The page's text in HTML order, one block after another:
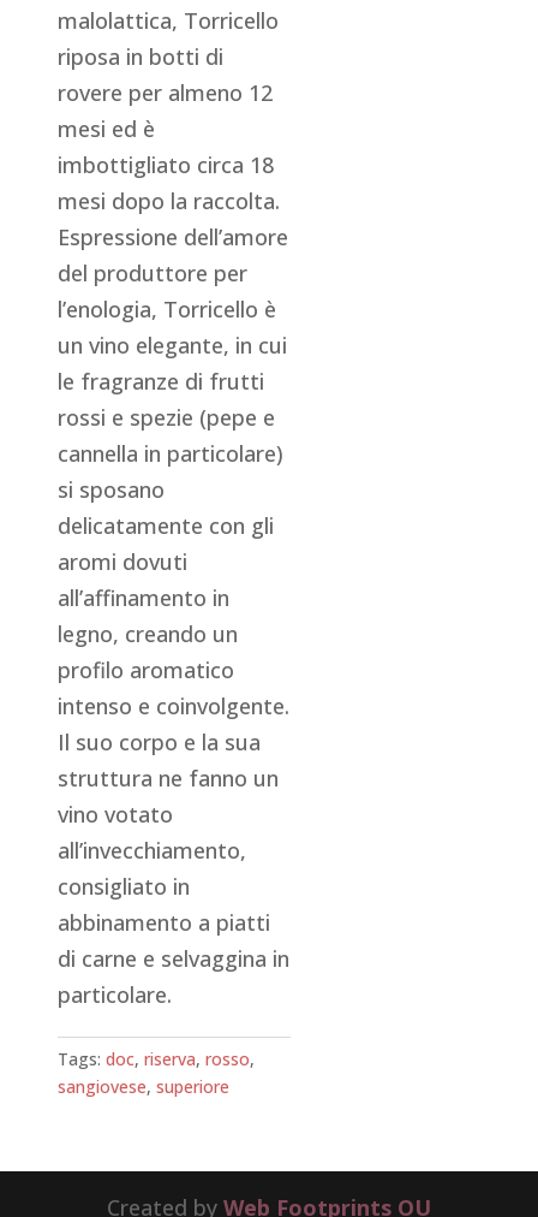
malolattica, Torricello
riposa in botti di
rovere per almeno 12
mesi ed è
imbottigliato circa 18
mesi dopo la raccolta.
Espressione dell’amore
del produttore per
l’enologia, Torricello è
un vino elegante, in cui
le fragranze di frutti
rossi e spezie (pepe e
cannella in particolare)
si sposano
delicatamente con gli
aromi dovuti
all’affinamento in
legno, creando un
profilo aromatico
intenso e coinvolgente.
Il suo corpo e la sua
struttura ne fanno un
vino votato
all’invecchiamento,
consigliato in
abbinamento a piatti
di carne e selvaggina in
particolare.
Tags:doc,riserva,rosso,
sangiovese,superiore
Created by Web Footprints OU